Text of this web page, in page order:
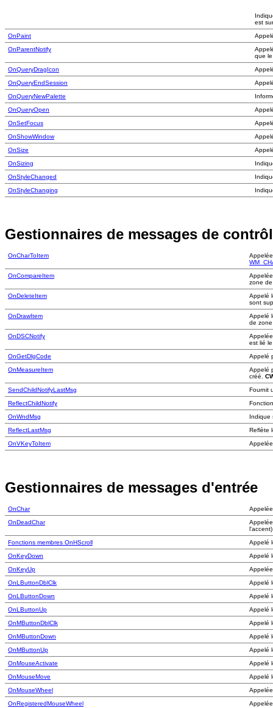
est
OnPaint
OnParentNotify
que
OnQueryDragIcon
OnQueryEndSession
OnQueryNewPalette
OnQueryOpen
OnSetFocus
OnShowWindow
OnSize
OnSizing
OnStyleChanged
OnStyleChanging
Gestionnaires de messages de
OnCharToItem
OnCompareItem
zone
OnDeleteItem
Appelé
sont
OnDrawItem
Appelé
de
OnDSCNotify
est lié
OnGetDlgCode
Appelé
OnMeasureItem
Appelé
créé.
SendChildNotifyLastMsg
Fournit
ReflectChildNotify
OnWndMsg
ReflectLastMsg
Reflète
OnVKeyToItem
Gestionnaires de messages d'entrée
OnChar
OnDeadChar
Fonctions membres OnHScroll
Appelé
OnKeyDown
Appelé
OnKeyUp
OnLButtonDblClk
Appelé
OnLButtonDown
Appelé
OnLButtonUp
Appelé
OnMButtonDblClk
Appelé
OnMButtonDown
Appelé
OnMButtonUp
Appelé
OnMouseActivate
Appelé
OnMouseMove
Appelé
OnMouseWheel
OnRegisteredMouseWheel